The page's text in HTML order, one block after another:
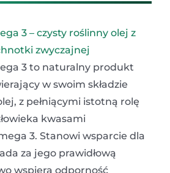
3 – czysty roślinny olej z
zwyczajnej
3 to naturalny produkt
w swoim składzie
z pełniącymi istotną rolę
kwasami
3. Stanowi wsparcie dla
za jego prawidłową
wspiera odporność